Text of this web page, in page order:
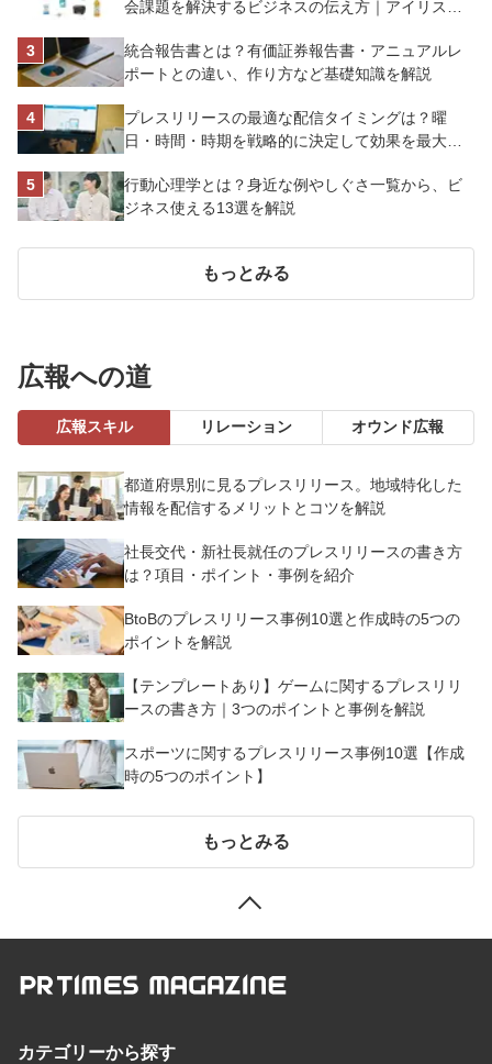
会課題を解決するビジネスの伝え方｜アイリスオ
統合報告書とは？有価証券報告書・アニュアルレ
ポートとの違い、作り方など基礎知識を解説
プレスリリースの最適な配信タイミングは？曜
日・時間・時期を戦略的に決定して効果を最大化
行動心理学とは？身近な例やしぐさ一覧から、ビ
ジネス使える13選を解説
もっとみる
広報への道
広報スキル リレーション オウンド広報
都道府県別に見るプレスリリース。地域特化した
情報を配信するメリットとコツを解説
社長交代・新社長就任のプレスリリースの書き方
は？項目・ポイント・事例を紹介
BtoBのプレスリリース事例10選と作成時の5つの
ポイントを解説
【テンプレートあり】ゲームに関するプレスリリ
ースの書き方｜3つのポイントと事例を解説
スポーツに関するプレスリリース事例10選【作成
時の5つのポイント】
もっとみる
カテゴリーから探す